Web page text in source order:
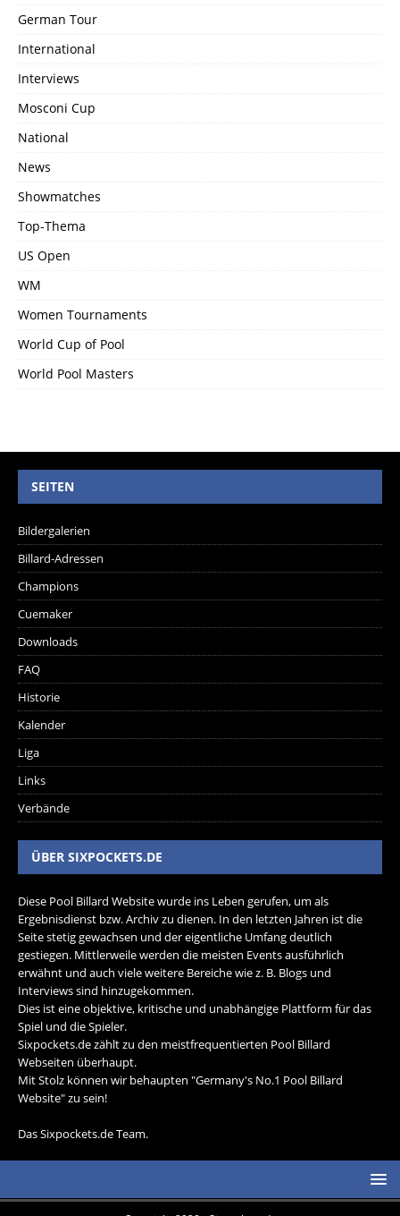
German Tour
International
Interviews
Mosconi Cup
National
News
Showmatches
Top-Thema
US Open
WM
Women Tournaments
World Cup of Pool
World Pool Masters
SEITEN
Bildergalerien
Billard-Adressen
Champions
Cuemaker
Downloads
FAQ
Historie
Kalender
Liga
Links
Verbände
ÜBER SIXPOCKETS.DE
Diese Pool Billard Website wurde ins Leben gerufen, um als
Ergebnisdienst bzw. Archiv zu dienen. In den letzten Jahren ist die
Seite stetig gewachsen und der eigentliche Umfang deutlich
gestiegen. Mittlerweile werden die meisten Events ausführlich
erwähnt und auch viele weitere Bereiche wie z. B. Blogs und
Interviews sind hinzugekommen.
Dies ist eine objektive, kritische und unabhängige Plattform für das
Spiel und die Spieler.
Sixpockets.de zählt zu den meistfrequentierten Pool Billard
Webseiten überhaupt.
Mit Stolz können wir behaupten "Germany's No.1 Pool Billard
Website" zu sein!
Das Sixpockets.de Team.